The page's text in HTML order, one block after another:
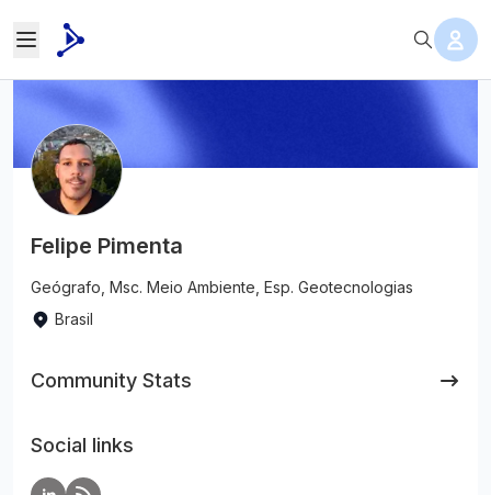
Felipe Pimenta
Geógrafo, Msc. Meio Ambiente, Esp. Geotecnologias
Brasil
Community Stats
Social links